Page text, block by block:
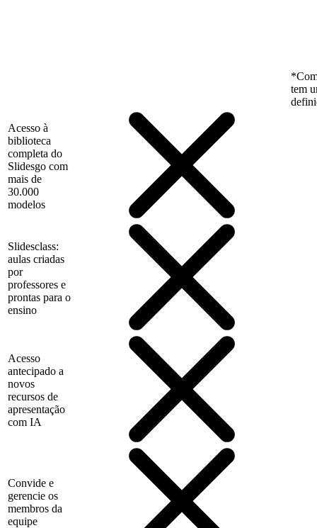
tem
Acesso à
biblioteca
completa do
Slidesgo com
mais de
30.000
modelos
Slidesclass:
aulas criadas
por
professores e
prontas para o
ensino
Acesso
antecipado a
novos
recursos de
apresentação
com IA
Convide e
gerencie os
membros da
equipe